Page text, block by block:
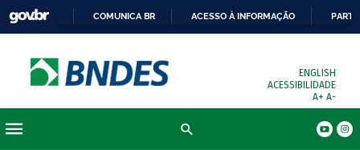
COMUNICA BR ACESSO À INFORMAÇÃO
ENGLISH
ACESSIBILIDADE
A+ A-